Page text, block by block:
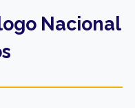
Nacional